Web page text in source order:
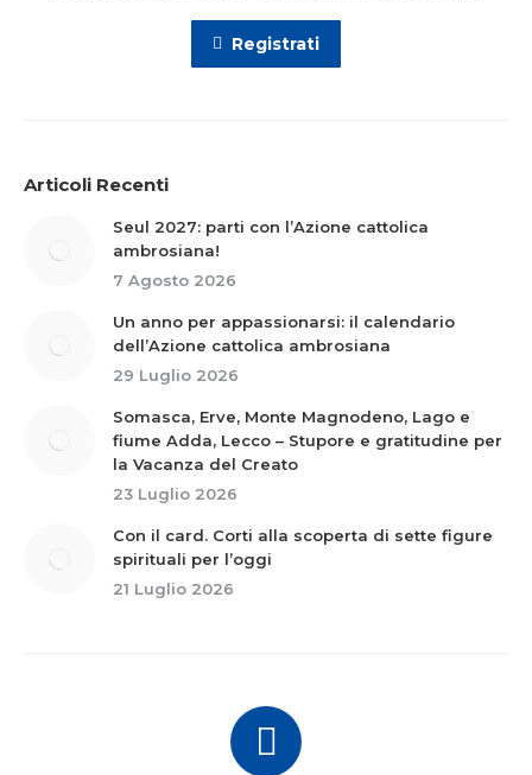
Registrati
Articoli Recenti
Seul 2027: parti con l’Azione cattolica
ambrosiana!
7 Agosto 2026
Un anno per appassionarsi: il calendario
dell’Azione cattolica ambrosiana
29 Luglio 2026
Somasca, Erve, Monte Magnodeno, Lago e
fiume Adda, Lecco – Stupore e gratitudine per
la Vacanza del Creato
23 Luglio 2026
Con il card. Corti alla scoperta di sette figure
spirituali per l’oggi
21 Luglio 2026